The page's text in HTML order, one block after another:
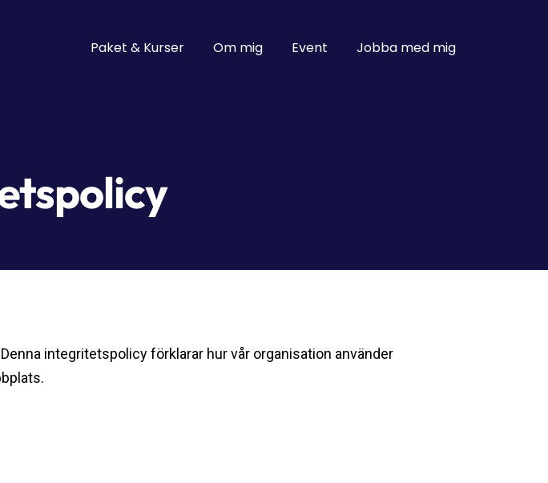
Paket & Kurser Om mig Event Jobba med mig
integritetspolicy förklarar hur vår organisation använder